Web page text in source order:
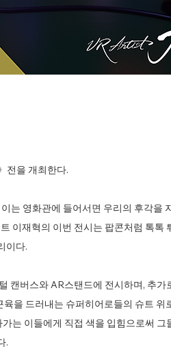
전을 개최한다.
는 영화관에 들어서면 우리의 후각을
이재혁의 이번 전시는 팝콘처럼 톡톡
이다.
캔버스와 AR스탠드에 전시하며, 추가
을 드러내는 슈퍼히어로들의 슈트 위
는 이들에게 직접 색을 입힘으로써 그
.